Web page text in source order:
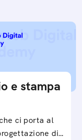
e stampa
ci porta al
di